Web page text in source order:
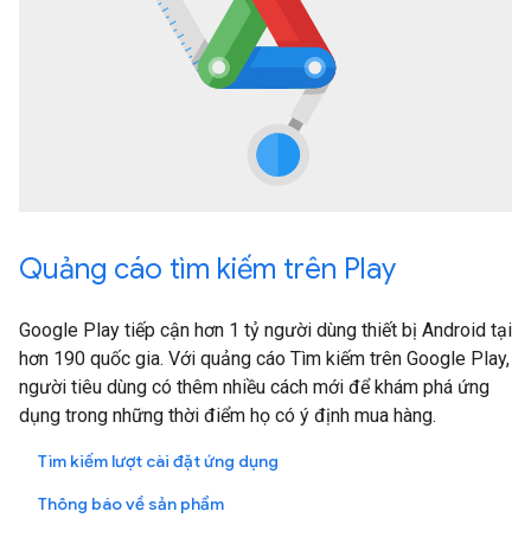
Quảng cáo tìm kiếm trên Play
Google Play tiếp cận hơn 1 tỷ người dùng thiết bị Android tại
hơn 190 quốc gia. Với quảng cáo Tìm kiếm trên Google Play,
người tiêu dùng có thêm nhiều cách mới để khám phá ứng
dụng trong những thời điểm họ có ý định mua hàng.
Tìm kiếm lượt cài đặt ứng dụng
Thông báo về sản phẩm